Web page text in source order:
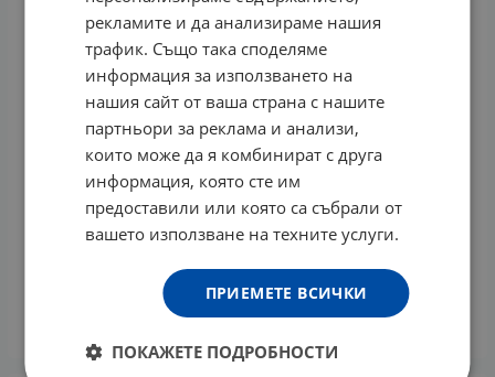
22.34 € / 43.69 лв.
рекламите и да анализираме нашия
трафик. Също така споделяме
информация за използването на
нашия сайт от ваша страна с нашите
партньори за реклама и анализи,
които може да я комбинират с друга
информация, която сте им
предоставили или която са събрали от
вашето използване на техните услуги.
ПРИЕМЕТЕ ВСИЧКИ
ПОКАЖЕТЕ ПОДРОБНОСТИ